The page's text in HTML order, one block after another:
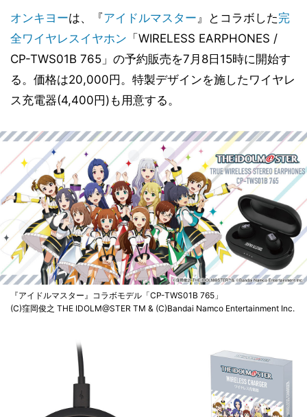
オンキヨーは、『アイドルマスター』とコラボした完
全ワイヤレスイヤホン 「WIRELESS EARPHONES /
CP-TWS01B 765」の予約販売を7月8日15時に開始す
る。価格は20,000円。特製デザインを施したワイヤレ
ス充電器(4,400円)も用意する。
『アイドルマスター』コラボモデル「CP-TWS01B 765」
(C)窪岡俊之 THE IDOLM@STER TM & (C)Bandai Namco Entertainment Inc.